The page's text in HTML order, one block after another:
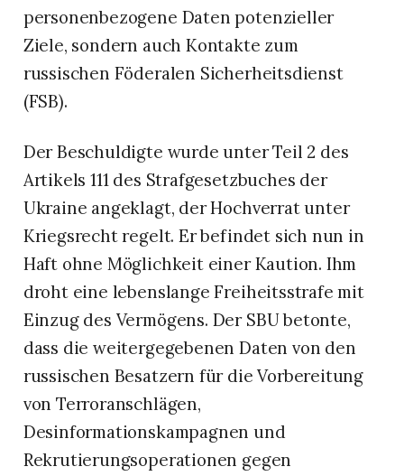
personenbezogene Daten potenzieller
Ziele, sondern auch Kontakte zum
russischen Föderalen Sicherheitsdienst
(FSB).
Der Beschuldigte wurde unter Teil 2 des
Artikels 111 des Strafgesetzbuches der
Ukraine angeklagt, der Hochverrat unter
Kriegsrecht regelt. Er befindet sich nun in
Haft ohne Möglichkeit einer Kaution. Ihm
droht eine lebenslange Freiheitsstrafe mit
Einzug des Vermögens. Der SBU betonte,
dass die weitergegebenen Daten von den
russischen Besatzern für die Vorbereitung
von Terroranschlägen,
Desinformationskampagnen und
Rekrutierungsoperationen gegen